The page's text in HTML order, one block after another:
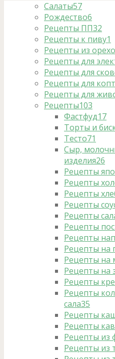
Салаты57
Рождество6
Рецепты ПП32
Рецепты к пиву1
Рецепты из
Рецепты для
Рецепты для
Рецепты для
Рецепты для
Рецепты103
Фастфуд17
Торты и
Тесто71
Сыр,
изделия26
Рецепты
Рецепты
Рецепты
Рецепты
Рецепты
Рецепты
Рецепты
Рецепты на
Рецепты на
Рецепты на
Рецепты
Рецепты
сала35
Рецепты
Рецепты
Рецепты из
Рецепты из